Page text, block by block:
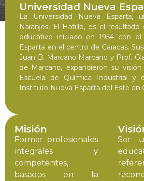
Universidad Nueva
La Universidad Nueva Esparta,
Naranjos, El Hatillo, es el
educativo iniciado en 1954 con el
Esparta en el centro de Caracas.
Juan B. Marcano Marcano y Prof.
de Marcano, expandieron su
Escuela de Química Industrial y
Instituto Nueva Esparta del Este en
Misión
Formar profesionales
integrales y
competentes,
basados en la
Ser